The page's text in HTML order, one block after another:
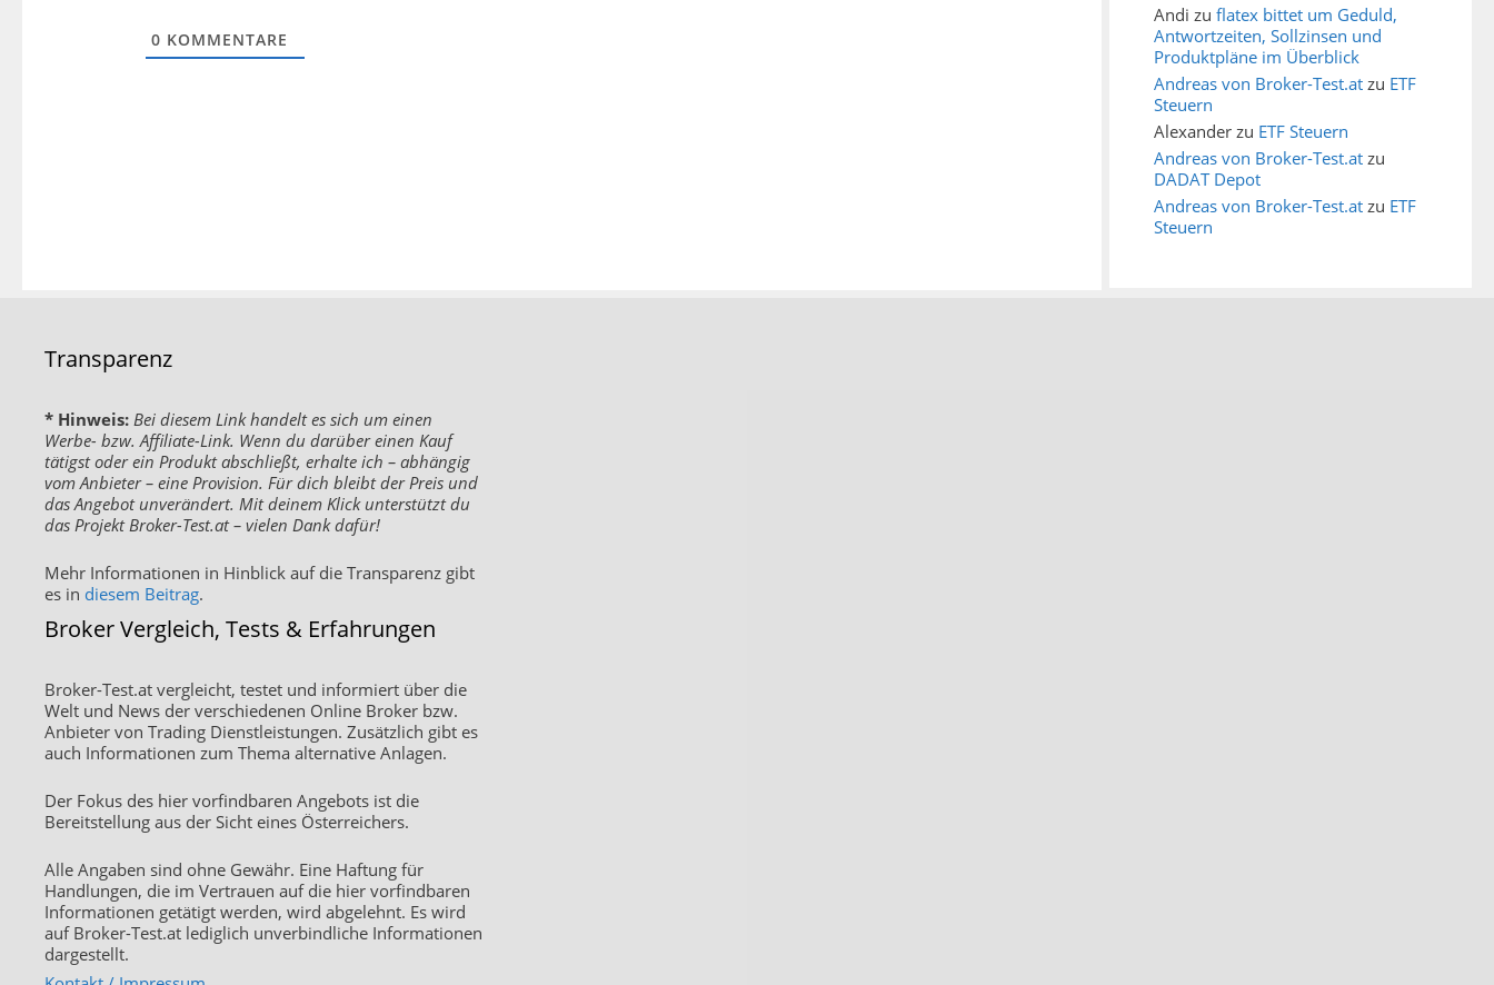
0 KOMMENTARE
Andi zu flatex bittet um Geduld,
Antwortzeiten, Sollzinsen und
Produktpläne im Überblick
Andreas von Broker-Test.at zu ETF
Steuern
Alexander zu ETF Steuern
Andreas von Broker-Test.at zu
DADAT Depot
Andreas von Broker-Test.at zu ETF
Steuern
Transparenz
* Hinweis: Bei diesem Link handelt es sich um einen
Werbe- bzw. Affiliate-Link. Wenn du darüber einen Kauf
tätigst oder ein Produkt abschließt, erhalte ich – abhängig
vom Anbieter – eine Provision. Für dich bleibt der Preis und
das Angebot unverändert. Mit deinem Klick unterstützt du
das Projekt Broker-Test.at – vielen Dank dafür!
Mehr Informationen in Hinblick auf die Transparenz gibt
es in diesem Beitrag.
Broker Vergleich, Tests & Erfahrungen
Broker-Test.at vergleicht, testet und informiert über die
Welt und News der verschiedenen Online Broker bzw.
Anbieter von Trading Dienstleistungen. Zusätzlich gibt es
auch Informationen zum Thema alternative Anlagen.
Der Fokus des hier vorfindbaren Angebots ist die
Bereitstellung aus der Sicht eines Österreichers.
Alle Angaben sind ohne Gewähr. Eine Haftung für
Handlungen, die im Vertrauen auf die hier vorfindbaren
Informationen getätigt werden, wird abgelehnt. Es wird
auf Broker-Test.at lediglich unverbindliche Informationen
dargestellt.